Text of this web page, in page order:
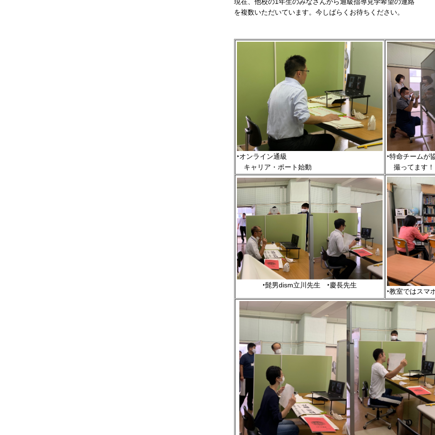
を複数いただいています。今しばらくお待ちください。
‣オンライン通級
キャリア・ポート始動
‣特命チームが
撮ってます！
‣髭男dism立川先生 ‣慶長先生
‣教室ではスマ